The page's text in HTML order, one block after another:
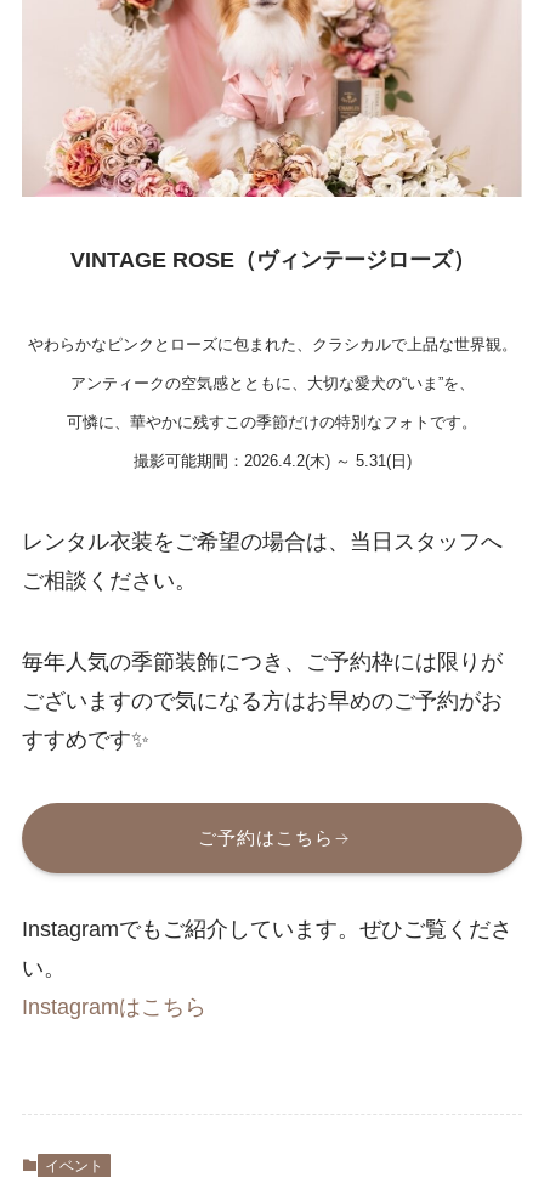
VINTAGE ROSE（ヴィンテージローズ）
やわらかなピンクとローズに包まれた、クラシカルで上品な世界観。
アンティークの空気感とともに、大切な愛犬の“いま”を、
可憐に、華やかに残すこの季節だけの特別なフォトです。
撮影可能期間：2026.4.2(木) ～ 5.31(日)
レンタル衣装をご希望の場合は、当日スタッフへ
ご相談ください。
毎年人気の季節装飾につき、ご予約枠には限りが
ございますので気になる方はお早めのご予約がお
すすめです✨
ご予約はこちら
Instagramでもご紹介しています。ぜひご覧くださ
い。
Instagramはこちら
イベント